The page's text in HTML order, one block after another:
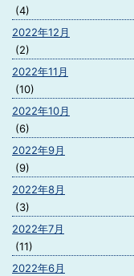
(4)
2022年12月
(2)
2022年11月
(10)
2022年10月
(6)
2022年9月
(9)
2022年8月
(3)
2022年7月
(11)
2022年6月